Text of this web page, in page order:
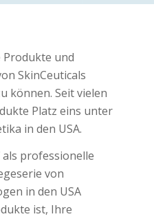
und
SkinCeuticals
können. Seit vielen
Platz eins unter
in den USA.
als professionelle
von
in den USA
ist, Ihre